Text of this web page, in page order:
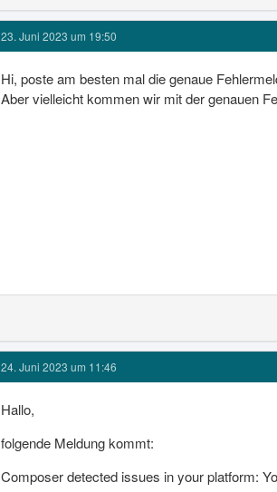
23. Juni 2023 um 19:50
Hi, poste am besten mal die genaue
Aber vielleicht kommen wir mit der genauen
24. Juni 2023 um 11:46
Hallo,
folgende Meldung kommt:
Composer detected issues in your platform: